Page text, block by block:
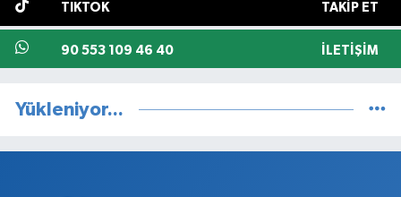
TIKTOK TAKIP ET
90 553 109 46 40 İLETIŞIM
Yükleniyor...